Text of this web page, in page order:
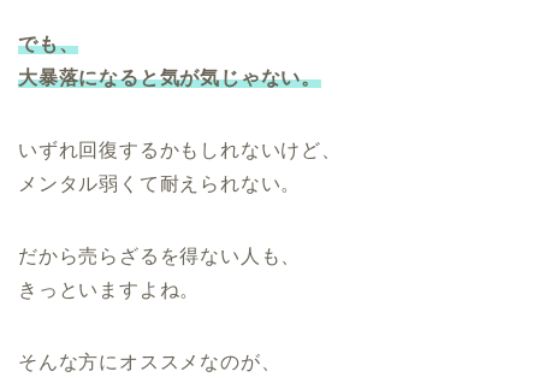
でも、
大暴落になると気が気じゃない。
いずれ回復するかもしれないけど、
メンタル弱くて耐えられない。
だから売らざるを得ない人も、
きっといますよね。
そんな方にオススメなのが、